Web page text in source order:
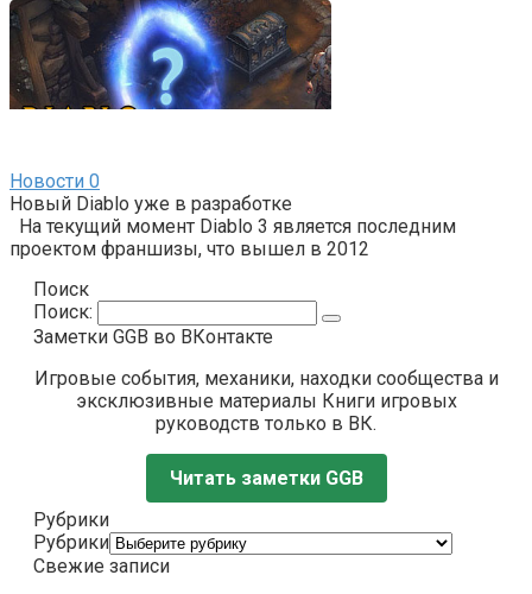
Новости 0
Новый Diablo уже в разработке
На текущий момент Diablo 3 является последним
проектом франшизы, что вышел в 2012
Поиск
Поиск:
Заметки GGB во ВКонтакте
Игровые события, механики, находки сообщества и
эксклюзивные материалы Книги игровых
руководств только в ВК.
Читать заметки GGB
Рубрики
Рубрики
Свежие записи